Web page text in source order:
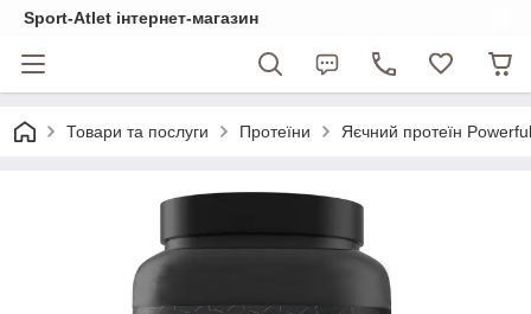
Sport-Atlet інтернет-магазин
Товари та послуги Протеїни Яєчний протеїн